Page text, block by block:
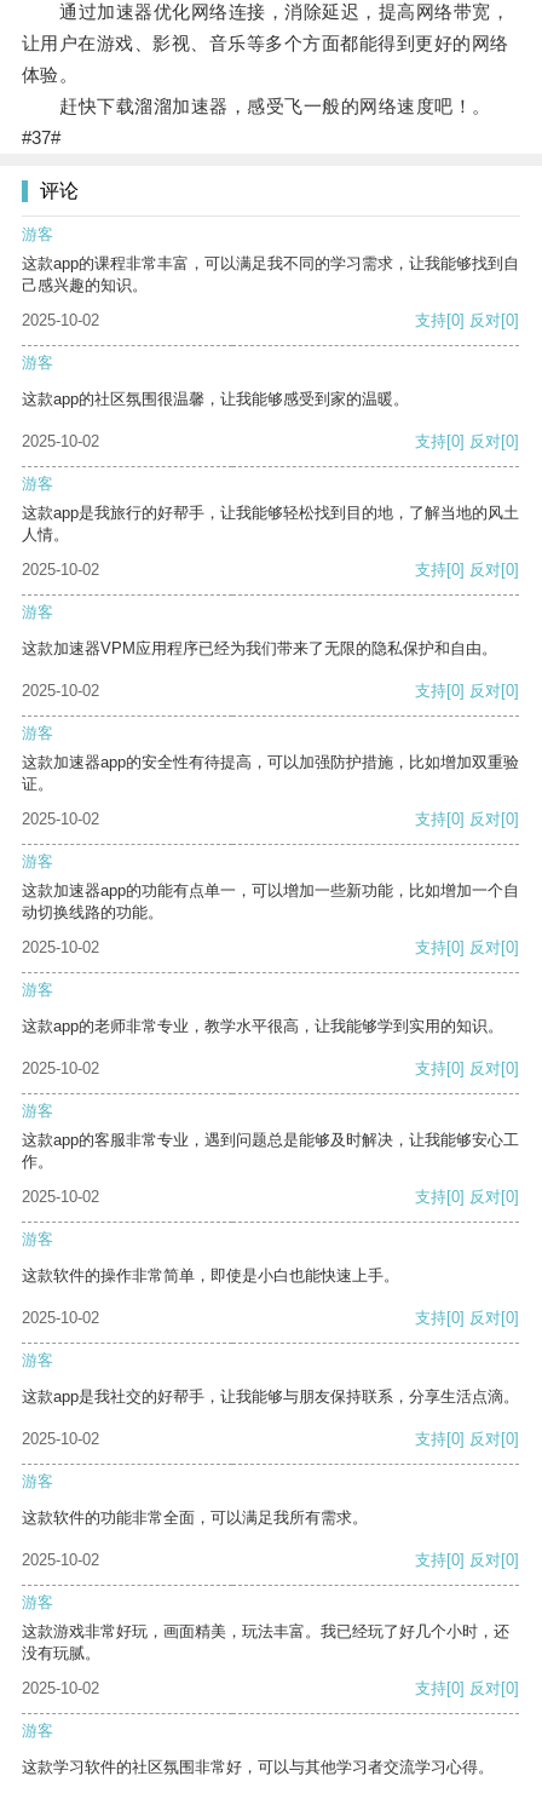
通过加速器优化网络连接，消除延迟，提高网络带宽，
让用户在游戏、影视、音乐等多个方面都能得到更好的网络
体验。
赶快下载溜溜加速器，感受飞一般的网络速度吧！。
#37#
评论
游客
这款app的课程非常丰富，可以满足我不同的学习需求，让我能够找到自
己感兴趣的知识。
2025-10-02
支持[0] 反对[0]
游客
这款app的社区氛围很温馨，让我能够感受到家的温暖。
2025-10-02 支持[0] 反对[0]
游客
这款app是我旅行的好帮手，让我能够轻松找到目的地，了解当地的风土
人情。
2025-10-02
支持[0] 反对[0]
游客
这款加速器VPM应用程序已经为我们带来了无限的隐私保护和自由。
2025-10-02 支持[0] 反对[0]
游客
这款加速器app的安全性有待提高，可以加强防护措施，比如增加双重验
证。
2025-10-02
支持[0] 反对[0]
游客
这款加速器app的功能有点单一，可以增加一些新功能，比如增加一个自
动切换线路的功能。
2025-10-02
支持[0] 反对[0]
游客
这款app的老师非常专业，教学水平很高，让我能够学到实用的知识。
2025-10-02 支持[0] 反对[0]
游客
这款app的客服非常专业，遇到问题总是能够及时解决，让我能够安心工
作。
2025-10-02
支持[0] 反对[0]
游客
这款软件的操作非常简单，即使是小白也能快速上手。
2025-10-02 支持[0] 反对[0]
游客
这款app是我社交的好帮手，让我能够与朋友保持联系，分享生活点滴。
2025-10-02 支持[0] 反对[0]
游客
这款软件的功能非常全面，可以满足我所有需求。
2025-10-02 支持[0] 反对[0]
游客
这款游戏非常好玩，画面精美，玩法丰富。我已经玩了好几个小时，还
没有玩腻。
2025-10-02
支持[0] 反对[0]
游客
这款学习软件的社区氛围非常好，可以与其他学习者交流学习心得。